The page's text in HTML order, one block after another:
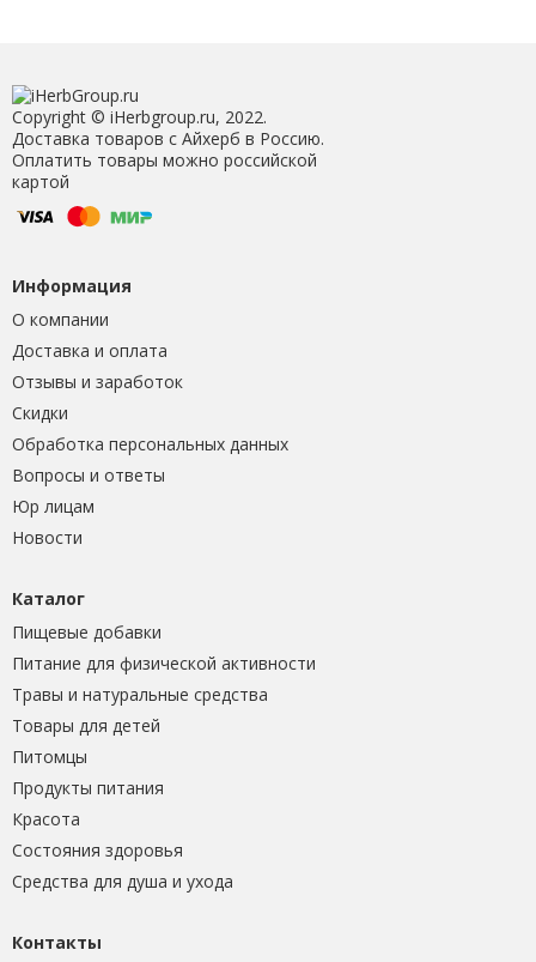
Copyright © iHerbgroup.ru, 2022.
Доставка товаров с Айхерб в Россию.
Оплатить товары можно российской
картой
Информация
О компании
Доставка и оплата
Отзывы и заработок
Скидки
Обработка персональных данных
Вопросы и ответы
Юр лицам
Новости
Каталог
Пищевые добавки
Питание для физической активности
Травы и натуральные средства
Товары для детей
Питомцы
Продукты питания
Красота
Состояния здоровья
Средства для душа и ухода
Контакты